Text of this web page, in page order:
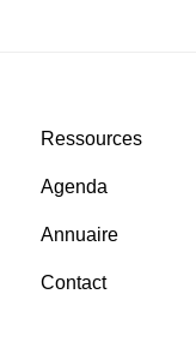
Ressources
Agenda
Annuaire
Contact